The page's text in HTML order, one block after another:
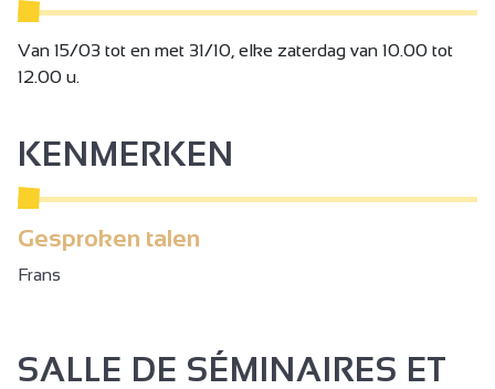
Van 15/03 tot en met 31/10, elke zaterdag van 10.00 tot
12.00 u.
KENMERKEN
Gesproken talen
Frans
SALLE DE SÉMINAIRES ET